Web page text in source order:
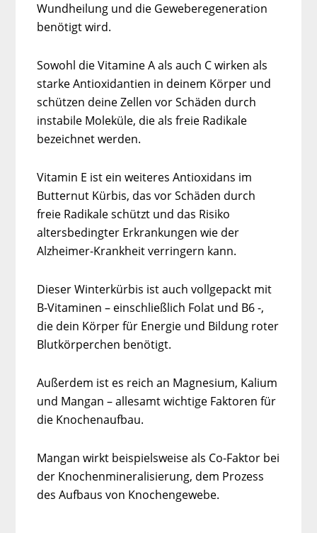
Wundheilung und die Geweberegeneration
benötigt wird.
Sowohl die Vitamine A als auch C wirken als
starke Antioxidantien in deinem Körper und
schützen deine Zellen vor Schäden durch
instabile Moleküle, die als freie Radikale
bezeichnet werden.
Vitamin E ist ein weiteres Antioxidans im
Butternut Kürbis, das vor Schäden durch
freie Radikale schützt und das Risiko
altersbedingter Erkrankungen wie der
Alzheimer-Krankheit verringern kann.
Dieser Winterkürbis ist auch vollgepackt mit
B-Vitaminen – einschließlich Folat und B6 -,
die dein Körper für Energie und Bildung roter
Blutkörperchen benötigt.
Außerdem ist es reich an Magnesium, Kalium
und Mangan – allesamt wichtige Faktoren für
die Knochenaufbau.
Mangan wirkt beispielsweise als Co-Faktor bei
der Knochenmineralisierung, dem Prozess
des Aufbaus von Knochengewebe.